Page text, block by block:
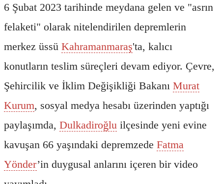
6 Şubat 2023 tarihinde meydana gelen ve "asrın
felaketi" olarak nitelendirilen depremlerin
merkez üssü Kahramanmaraş'ta, kalıcı
konutların teslim süreçleri devam ediyor. Çevre,
Şehircilik ve İklim Değişikliği Bakanı Murat
Kurum, sosyal medya hesabı üzerinden yaptığı
paylaşımda, Dulkadiroğlu ilçesinde yeni evine
kavuşan 66 yaşındaki depremzede Fatma
Yönder’in duygusal anlarını içeren bir video